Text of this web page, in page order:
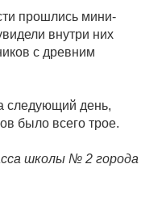
прошлись мини-
внутри них
с древним
следующий день,
было всего трое.
школы № 2 города